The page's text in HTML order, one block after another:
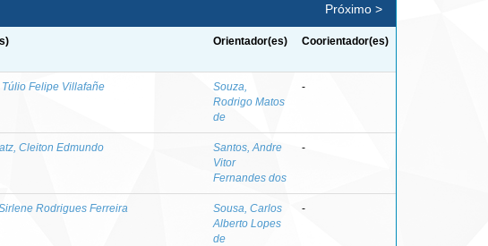
Próximo >
Orientador(es) Coorientador(es)
Felipe Villafañe
Souza,
Rodrigo Matos
de
-
Cleiton Edmundo
Santos, Andre
Vitor
Fernandes dos
-
Rodrigues Ferreira
Sousa, Carlos
Alberto Lopes
de
-